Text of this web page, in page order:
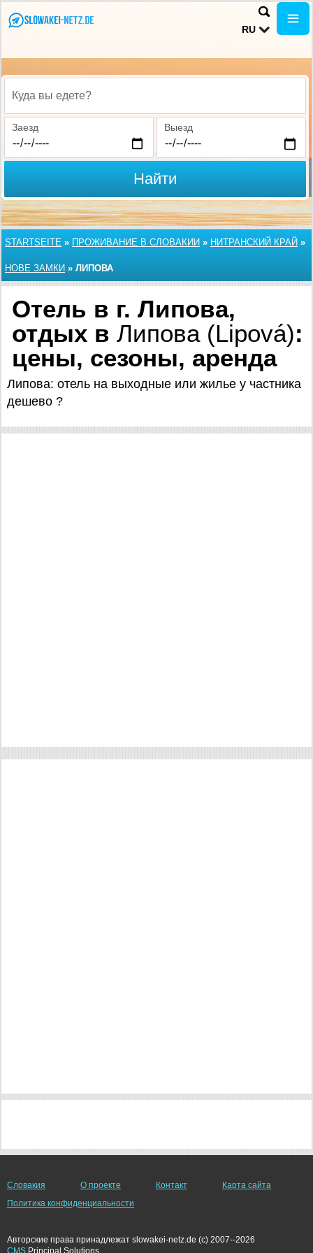
RU
Куда вы едете?
Заезд Выезд
Найти
STARTSEITE » ПРОЖИВАНИЕ В СЛОВАКИИ » НИТРАНСКИЙ КРАЙ »
НОВЕ ЗАМКИ » ЛИПОВА
Отель в г. Липова,
отдых в Липова (Lipová):
цены, сезоны, аренда
Липова: отель на выходные или жилье у частника
дешево ?
Словакия О проекте Контакт
Карта сайта
Политика конфиденциальности
Авторские права принадлежат slowakei-netz.de (c) 2007--2026
CMS Principal Solutions